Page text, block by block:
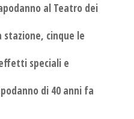
al Teatro dei
stazione, cinque le
speciali e
di 40 anni fa